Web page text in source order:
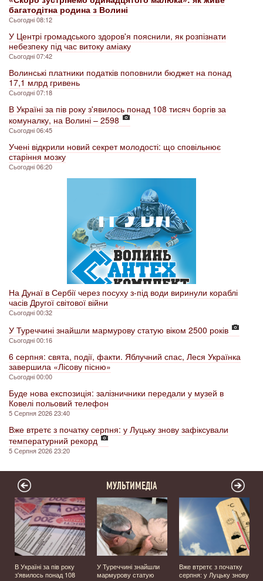
багатодітна родина з Волині
Сьогодні 08:12
У Центрі громадського здоров'я пояснили, як розпізнати
небезпеку під час витоку аміаку
Сьогодні 07:42
Волинські платники податків поповнили бюджет на понад
17,1 млрд гривень
Сьогодні 07:18
В Україні за пів року з'явилось понад 108 тисяч боргів за
комуналку, на Волині – 2598
Сьогодні 06:45
Учені відкрили новий секрет молодості: що сповільнює
старіння мозку
Сьогодні 06:20
На Дунаї в Сербії через посуху з-під води виринули кораблі
часів Другої світової війни
Сьогодні 00:32
У Туреччині знайшли мармурову статую віком 2500 років
Сьогодні 00:16
6 серпня: свята, події, факти. Яблучний спас, Леся Українка
завершила «Лісову пісню»
Сьогодні 00:00
Буде нова експозиція: залізничники передали у музей в
Ковелі польовий телефон
5 Серпня 2026 23:40
Вже втретє з початку серпня: у Луцьку знову зафіксували
температурний рекорд
5 Серпня 2026 23:20
МУЛЬТИМЕДІА
В Україні за пів року
з'явилось понад 108
У Туреччині знайшли
мармурову статую
Вже втретє з початку
серпня: у Луцьку знову